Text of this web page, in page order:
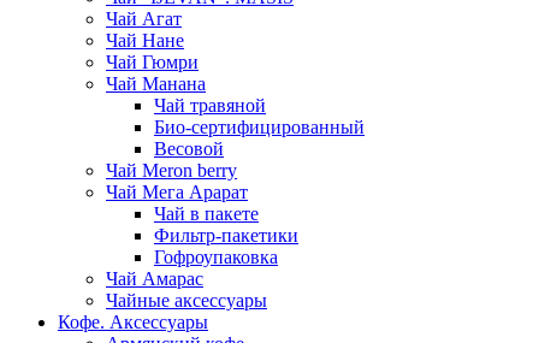
Чай Агат
Чай Нане
Чай Гюмри
Чай Манана
Чай травяной
Био-сертифицированный
Весовой
Чай Meron berry
Чай Мега Арарат
Чай в пакете
Фильтр-пакетики
Гофроупаковка
Чай Амарас
Чайные аксессуары
Кофе. Аксессуары